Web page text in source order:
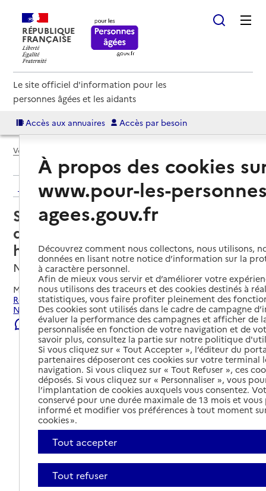
RÉPUBLIQUE
FRANÇAISE
Le site officiel d'information pour les
personnes âgées et les aidants
Accès aux annuaires Accès par besoin
Voir le fil d’Ariane
Retour aux résultats de l'annuaire
Service de soins infirmiers à
domicile – SSIAD - Centre
hospitalier de Narbonne
Narbonne, AUDE
Mis à jour le02/08/2026
Rechercher les établissements et services autour de
Narbonne.
Signaler une erreur
À propos des cookies
www.pour-les-
agees.gouv.fr
Découvrez comment nous collectons, nous utilisons,
données en lisant notre notice d’information sur la
à caractère personnel.
Afin de mieux vous servir et d’améliorer votre
nous utilisons des traceurs et des cookies destinés à
statistiques, vous faire profiter pleinement des
Des cookies sont utilisés dans le cadre de campagne
évaluer la performance des campagnes et afficher de
personnalisée en fonction de votre navigation et de
savoir plus, consultez la partie sur notre politique
Si vous cliquez sur « Tout Accepter », l’éditeur du
partenaires déposeront ces cookies sur votre terminal
navigation. Si vous cliquez sur « Tout Refuser », ces
déposés. Si vous cliquez sur « Personnaliser », vous
l’implantation de cookies auxquels vous consentez.
conservé pour une durée maximale de 13 mois et
informé et modifier vos préférences à tout moment
cookies ».
Tout accepter
Tout refuser